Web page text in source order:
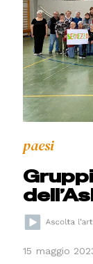
paesi
15 maggio